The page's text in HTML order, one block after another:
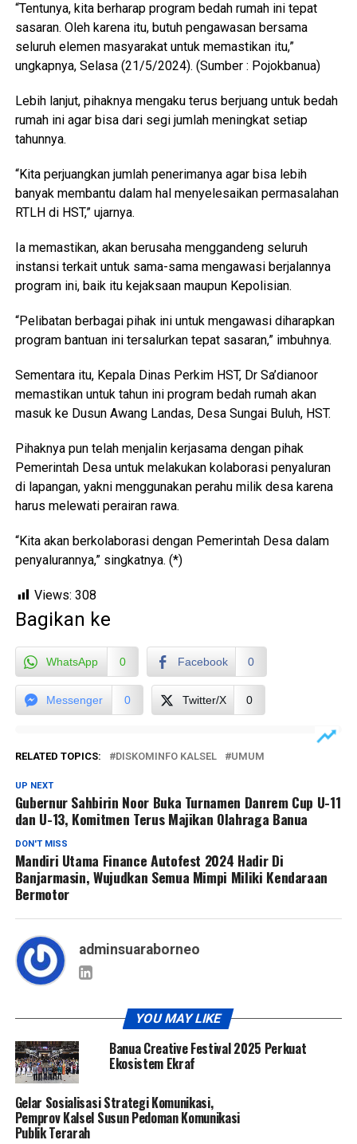
“Tentunya, kita berharap program bedah rumah ini tepat
sasaran. Oleh karena itu, butuh pengawasan bersama
seluruh elemen masyarakat untuk memastikan itu,”
ungkapnya, Selasa (21/5/2024). (Sumber : Pojokbanua)
Lebih lanjut, pihaknya mengaku terus berjuang untuk bedah
rumah ini agar bisa dari segi jumlah meningkat setiap
tahunnya.
“Kita perjuangkan jumlah penerimanya agar bisa lebih
banyak membantu dalam hal menyelesaikan permasalahan
RTLH di HST,” ujarnya.
Ia memastikan, akan berusaha menggandeng seluruh
instansi terkait untuk sama-sama mengawasi berjalannya
program ini, baik itu kejaksaan maupun Kepolisian.
“Pelibatan berbagai pihak ini untuk mengawasi diharapkan
program bantuan ini tersalurkan tepat sasaran,” imbuhnya.
Sementara itu, Kepala Dinas Perkim HST, Dr Sa’dianoor
memastikan untuk tahun ini program bedah rumah akan
masuk ke Dusun Awang Landas, Desa Sungai Buluh, HST.
Pihaknya pun telah menjalin kerjasama dengan pihak
Pemerintah Desa untuk melakukan kolaborasi penyaluran
di lapangan, yakni menggunakan perahu milik desa karena
harus melewati perairan rawa.
“Kita akan berkolaborasi dengan Pemerintah Desa dalam
penyalurannya,” singkatnya. (*)
Views: 308
Bagikan ke
WhatsApp 0 Facebook 0
Messenger 0 Twitter/X 0
RELATED TOPICS: DISKOMINFO KALSEL UMUM
UP NEXT
Gubernur Sahbirin Noor Buka Turnamen Danrem Cup U-11
dan U-13, Komitmen Terus Majikan Olahraga Banua
DON'T MISS
Mandiri Utama Finance Autofest 2024 Hadir Di
Banjarmasin, Wujudkan Semua Mimpi Miliki Kendaraan
Bermotor
adminsuaraborneo
YOU MAY LIKE
Banua Creative Festival 2025 Perkuat
Ekosistem Ekraf
Gelar Sosialisasi Strategi Komunikasi,
Pemprov Kalsel Susun Pedoman Komunikasi
Publik Terarah